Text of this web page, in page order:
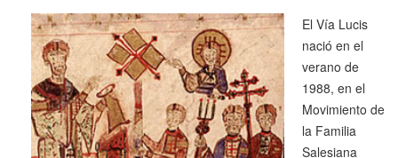
El Vía Lucis
nació en el
verano de
1988, en el
Movimiento de
la Familia
Salesiana